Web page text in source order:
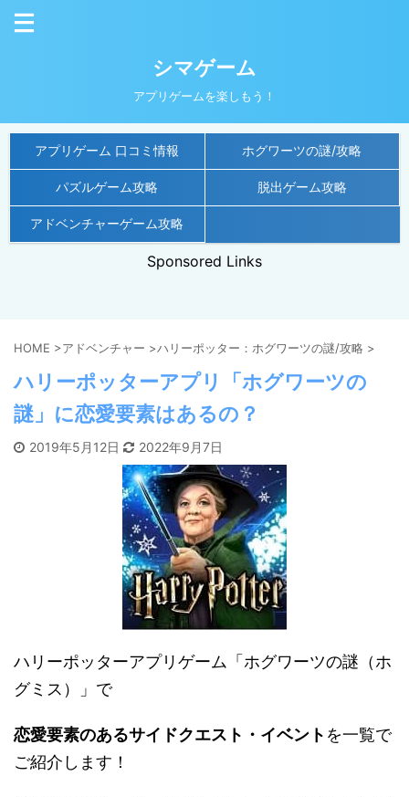
シマゲーム
アプリゲームを楽しもう！
アプリゲーム 口コミ情報 ホグワーツの謎/攻略
パズルゲーム攻略 脱出ゲーム攻略
アドベンチャーゲーム攻略
Sponsored Links
HOME >アドベンチャー >ハリーポッター：ホグワーツの謎/攻略 >
ハリーポッターアプリ「ホグワーツの
謎」に恋愛要素はあるの？
2019年5月12日 2022年9月7日
ハリーポッターアプリゲーム「ホグワーツの謎（ホ
グミス）」で
恋愛要素のあるサイドクエスト・イベント を一覧で
ご紹介します！